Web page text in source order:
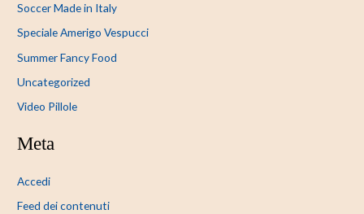
Soccer Made in Italy
Speciale Amerigo Vespucci
Summer Fancy Food
Uncategorized
Video Pillole
Meta
Accedi
Feed dei contenuti